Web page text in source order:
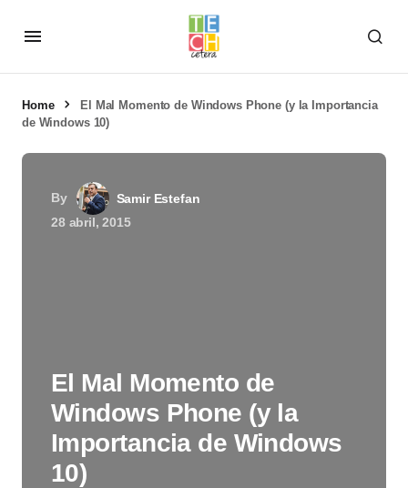
Home
El Mal Momento de Windows Phone (y la Importancia
de Windows 10)
By
Samir Estefan
28 abril, 2015
El Mal Momento de
Windows Phone (y la
Importancia de Windows
10)